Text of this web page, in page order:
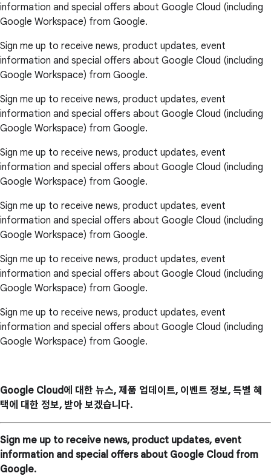
information and special offers about Google Cloud (including
Google Workspace) from Google.
Sign me up to receive news, product updates, event
information and special offers about Google Cloud (including
Google Workspace) from Google.
Sign me up to receive news, product updates, event
information and special offers about Google Cloud (including
Google Workspace) from Google.
Sign me up to receive news, product updates, event
information and special offers about Google Cloud (including
Google Workspace) from Google.
Sign me up to receive news, product updates, event
information and special offers about Google Cloud (including
Google Workspace) from Google.
Sign me up to receive news, product updates, event
information and special offers about Google Cloud (including
Google Workspace) from Google.
Sign me up to receive news, product updates, event
information and special offers about Google Cloud (including
Google Workspace) from Google.
Google Cloud에 대한 뉴스, 제품 업데이트, 이벤트 정보, 특별 혜
택에 대한 정보, 받아 보겠습니다.
Sign me up to receive news, product updates, event
information and special offers about Google Cloud from
Google.